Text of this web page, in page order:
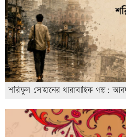
শরিফুল সোহানের ধারাবাহিক গল্প: